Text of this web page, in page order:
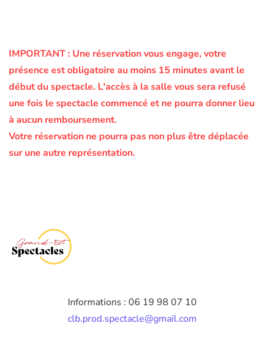
IMPORTANT : Une réservation vous engage, votre
présence est obligatoire au moins 15 minutes avant le
début du spectacle. L'accès à la salle vous sera refusé
une fois le spectacle commencé et ne pourra donner lieu
à aucun remboursement.
Votre réservation ne pourra pas non plus être déplacée
sur une autre représentation.
Informations : 06 19 98 07 10
clb.prod.spectacle@gmail.com